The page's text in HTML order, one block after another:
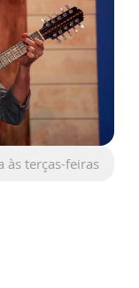
às terças-feiras